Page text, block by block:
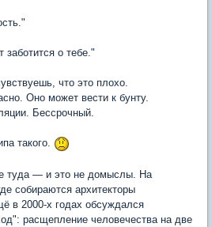
заботится о тебе."
что это плохо.
Оно может вести к бунту.
Бессрочный.
такого.
туда — и это не домыслы. На
собираются архитекторы
в 2000-х годах обсуждался
расщепление человечества на две